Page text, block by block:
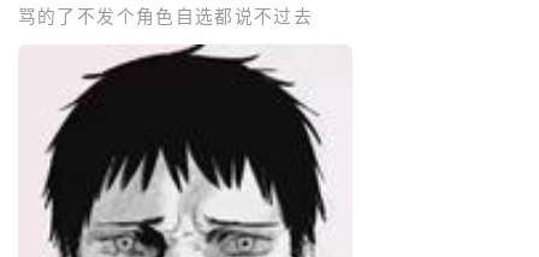
骂的了不发个角色自选都说不过去